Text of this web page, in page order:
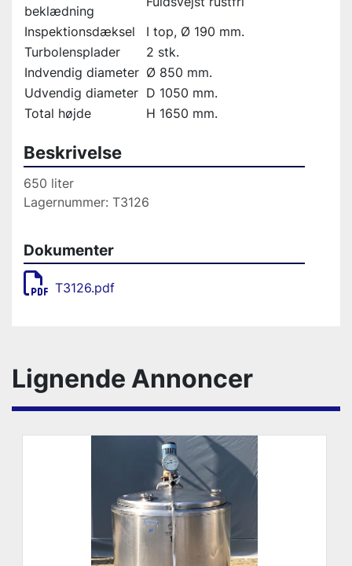
beklædning
Inspektionsdæksel
I top, Ø 190 mm.
Turbolensplader
2 stk.
Indvendig diameter Ø 850 mm.
Udvendig diameter D 1050 mm.
Total højde
H 1650 mm.
Beskrivelse
650 liter
Lagernummer: T3126
Dokumenter
T3126.pdf
Lignende Annoncer